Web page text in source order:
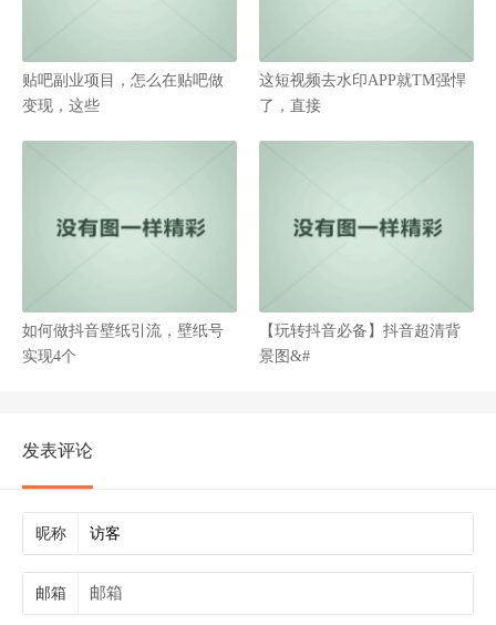
贴吧副业项目，怎么在贴吧做
变现，这些
这短视频去水印APP就TM强悍
了，直接
如何做抖音壁纸引流，壁纸号
实现4个
【玩转抖音必备】抖音超清背
景图&#
发表评论
昵称
邮箱